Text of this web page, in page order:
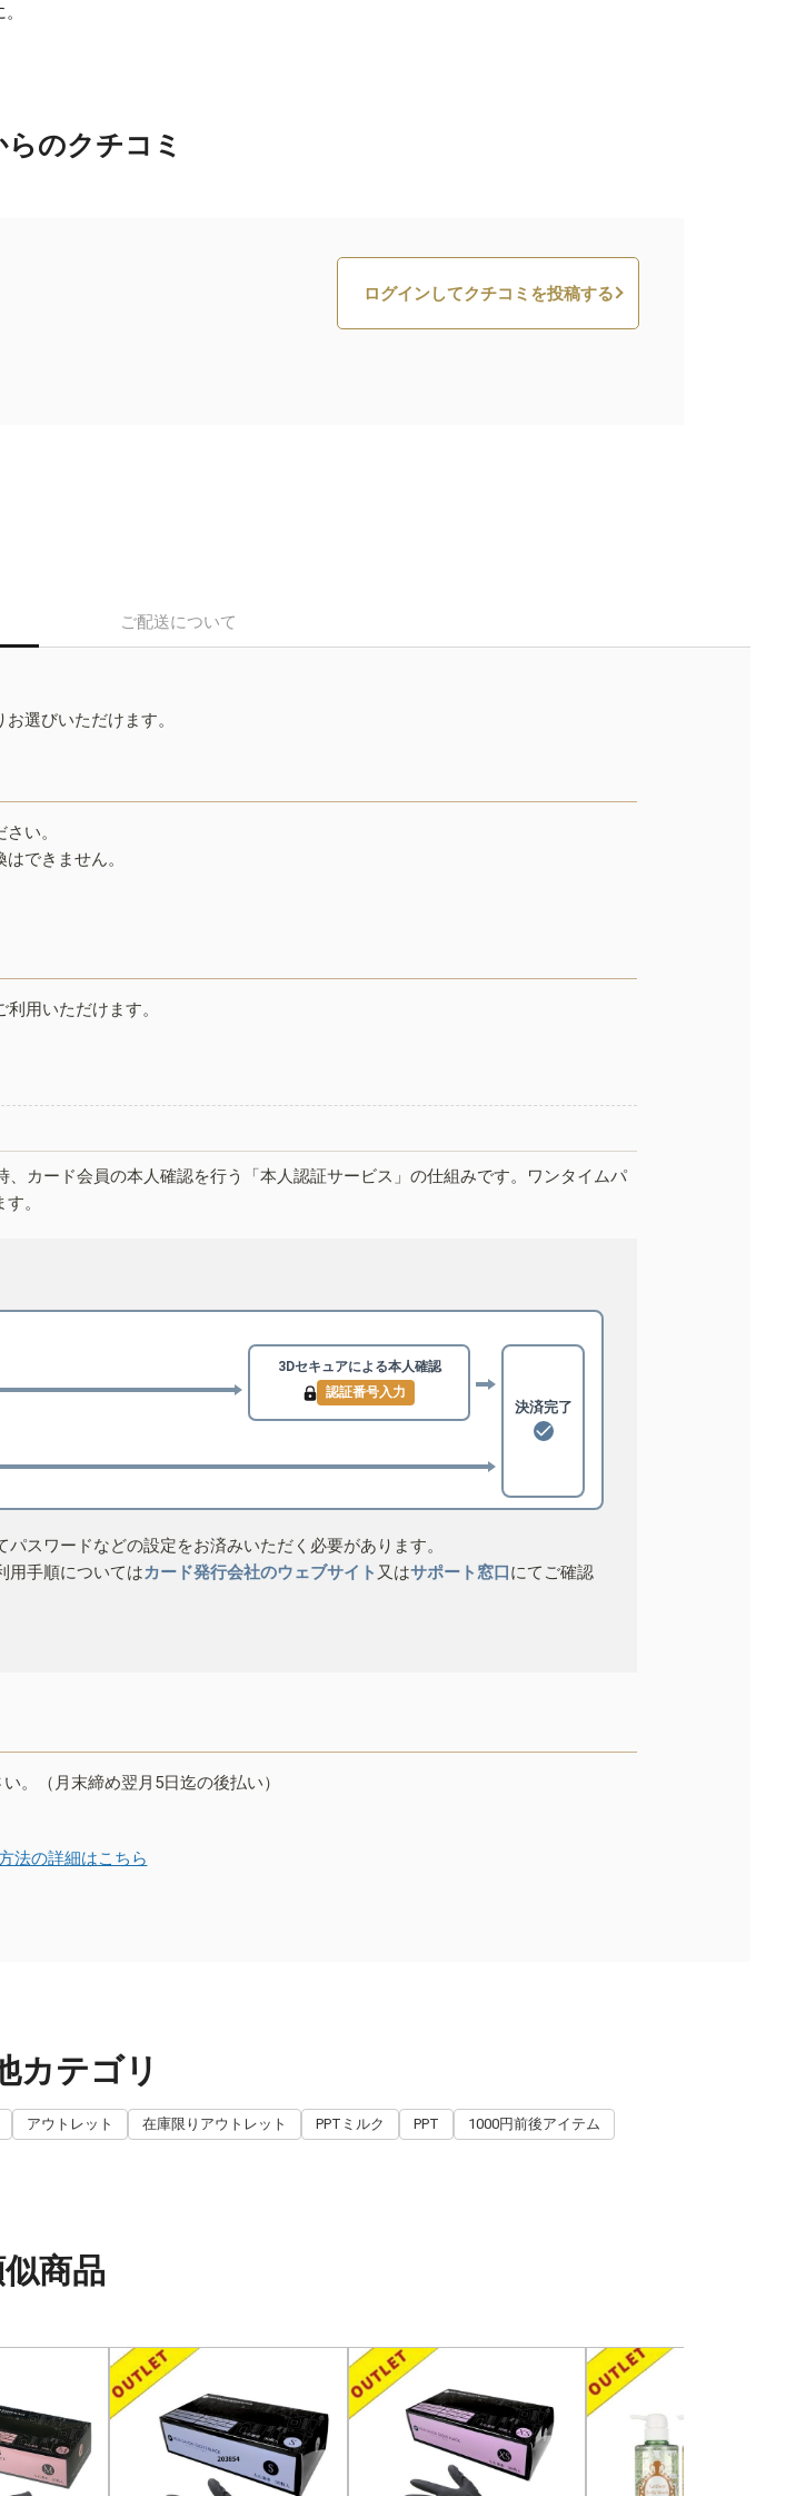
らのクチコミ
ログインしてクチコミを投稿する
ご配送について
選びいただけます。
い。
できません。
利用いただけます。
カード会員の本人確認を行う「本人認証サービス」の仕組みです。ワンタイムパ
。
3Dセキュアによる本人確認
認証番号入力
決済完了
スワードなどの設定をお済みいただく必要があります。
用手順についてはカード発行会社のウェブサイト 又はサポート窓口にてご確認
。（月末締め翌月5日迄の後払い）
法の詳細はこちら
カテゴリ
アウトレット 在庫限りアウトレット PPTミルク PPT 1000円前後アイテム
商品